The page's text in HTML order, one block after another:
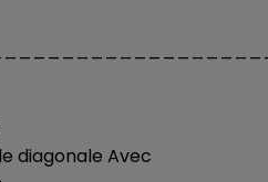
diagonale Avec